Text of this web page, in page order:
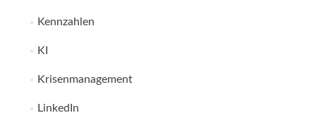
Kennzahlen
KI
Krisenmanagement
LinkedIn